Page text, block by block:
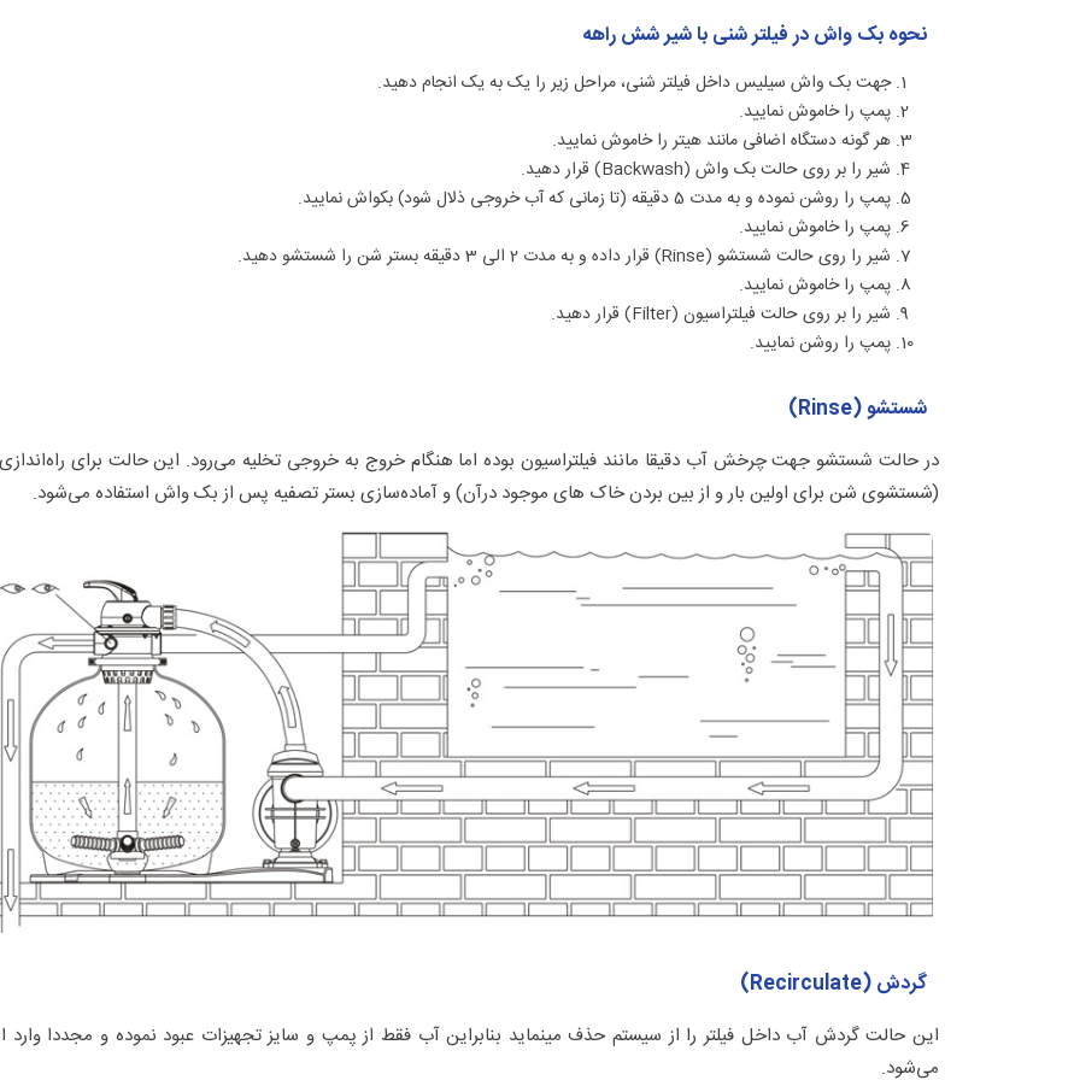
نحوه بک واش در فیلتر شنی با شیر شش راهه
جهت بک واش سیلیس داخل فیلتر شنی، مراحل زیر را یک به یک انجام دهید.
پمپ را خاموش نمایید.
هر گونه دستگاه اضافی مانند هیتر را خاموش نمایید.
شیر را بر روی حالت بک واش (Backwash) قرار دهید.
پمپ را روشن نموده و به مدت 5 دقیقه (تا زمانی که آب خروجی ذلال شود) بکواش نمایید.
پمپ را خاموش نمایید.
شیر را روی حالت شستشو (Rinse) قرار داده و به مدت 2 الی 3 دقیقه بستر شن را شستشو دهید.
پمپ را خاموش نمایید.
شیر را بر روی حالت فیلتراسیون (Filter) قرار دهید.
پمپ را روشن نمایید.
شستشو (Rinse)
در حالت شستشو جهت چرخش آب دقیقا مانند فیلتراسیون بوده اما هنگام خروج به خروجی تخلیه می‌رود. این حالت برای راه‌اندازی
(شستشوی شن برای اولین بار و از بین بردن خاک های موجود درآن) و آماده‌سازی بستر تصفیه پس از بک واش استفاده می‌شود.
گردش (Recirculate)
این حالت گردش آب داخل فیلتر را از سیستم حذف مینماید بنابراین آب فقط از پمپ و سایز تجهیزات عبود نموده و مجددا وارد
می‌شود.